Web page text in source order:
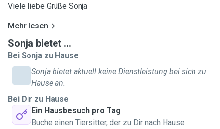
Viele liebe Grüße Sonja
Mehr lesen
Sonja bietet ...
Bei Sonja zu Hause
Sonja bietet aktuell keine Dienstleistung bei sich zu
Hause an.
Bei Dir zu Hause
Ein Hausbesuch pro Tag
Buche einen Tiersitter, der zu Dir nach Hause